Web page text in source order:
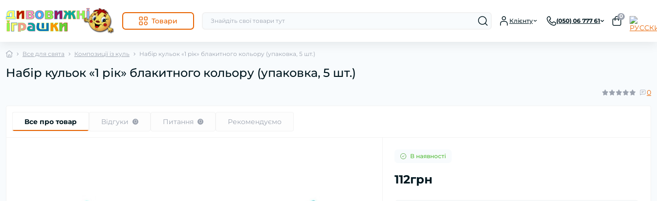
Товари Клієнту (050) 06 777 61
0
Все для свята Композиції із куль Набір кульок «1 рік» блакитного кольору (упаковка, 5 шт.)
Набір кульок «1 рік» блакитного кольору (упаковка, 5 шт.)
0
Все про товар Відгуки 0 Питання 0 Рекомендуємо
В наявності
112грн